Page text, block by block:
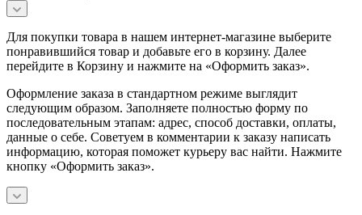
Для покупки товара в нашем интернет-магазине выберите
понравившийся товар и добавьте его в корзину. Далее
перейдите в Корзину и нажмите на «Оформить заказ».
Оформление заказа в стандартном режиме выглядит
следующим образом. Заполняете полностью форму по
последовательным этапам: адрес, способ доставки, оплаты,
данные о себе. Советуем в комментарии к заказу написать
информацию, которая поможет курьеру вас найти. Нажмите
кнопку «Оформить заказ».